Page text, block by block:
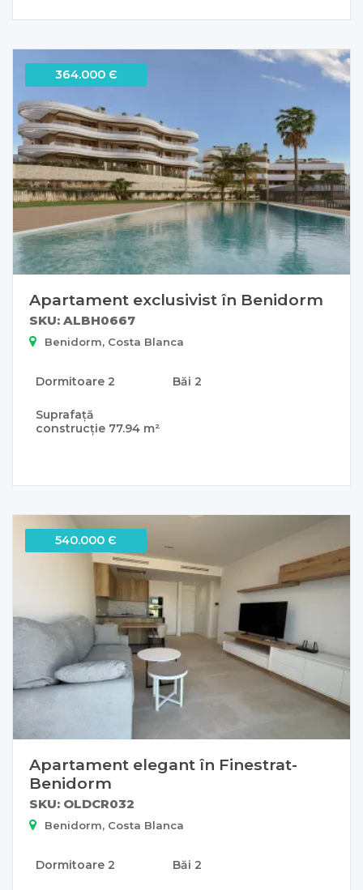
364.000 Є
Apartament exclusivist în Benidorm
SKU: ALBH0667
Benidorm, Costa Blanca
Dormitoare 2 Băi 2
Suprafață
construcție 77.94 m²
540.000 Є
Apartament elegant în Finestrat-
Benidorm
SKU: OLDCR032
Benidorm, Costa Blanca
Dormitoare 2 Băi 2